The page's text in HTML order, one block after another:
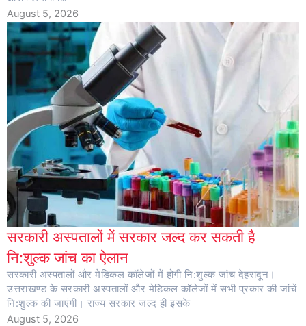
August 5, 2026
सरकारी अस्पतालों में सरकार जल्द कर सकती है
नि:शुल्क जांच का ऐलान
सरकारी अस्पतालों और मेडिकल कॉलेजों में होगी नि:शुल्क जांच देहरादून।
उत्तराखण्ड के सरकारी अस्पतालों और मेडिकल कॉलेजों में सभी प्रकार की जांचें
नि:शुल्क की जाएंगी। राज्य सरकार जल्द ही इसके
August 5, 2026